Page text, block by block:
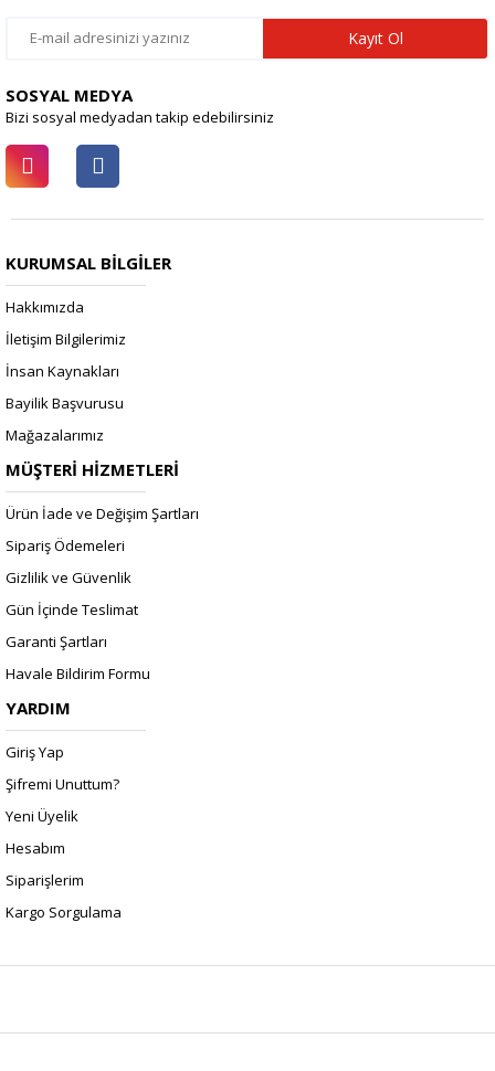
Kayıt Ol
SOSYAL MEDYA
Bizi sosyal medyadan takip edebilirsiniz
KURUMSAL BİLGİLER
Hakkımızda
İletişim Bilgilerimiz
İnsan Kaynakları
Bayilik Başvurusu
Mağazalarımız
MÜŞTERİ HİZMETLERİ
Ürün İade ve Değişim Şartları
Sipariş Ödemeleri
Gizlilik ve Güvenlik
Gün İçinde Teslimat
Garanti Şartları
Havale Bildirim Formu
YARDIM
Giriş Yap
Şifremi Unuttum?
Yeni Üyelik
Hesabım
Siparişlerim
Kargo Sorgulama